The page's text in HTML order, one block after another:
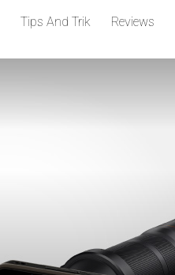
Tips And Trik Reviews